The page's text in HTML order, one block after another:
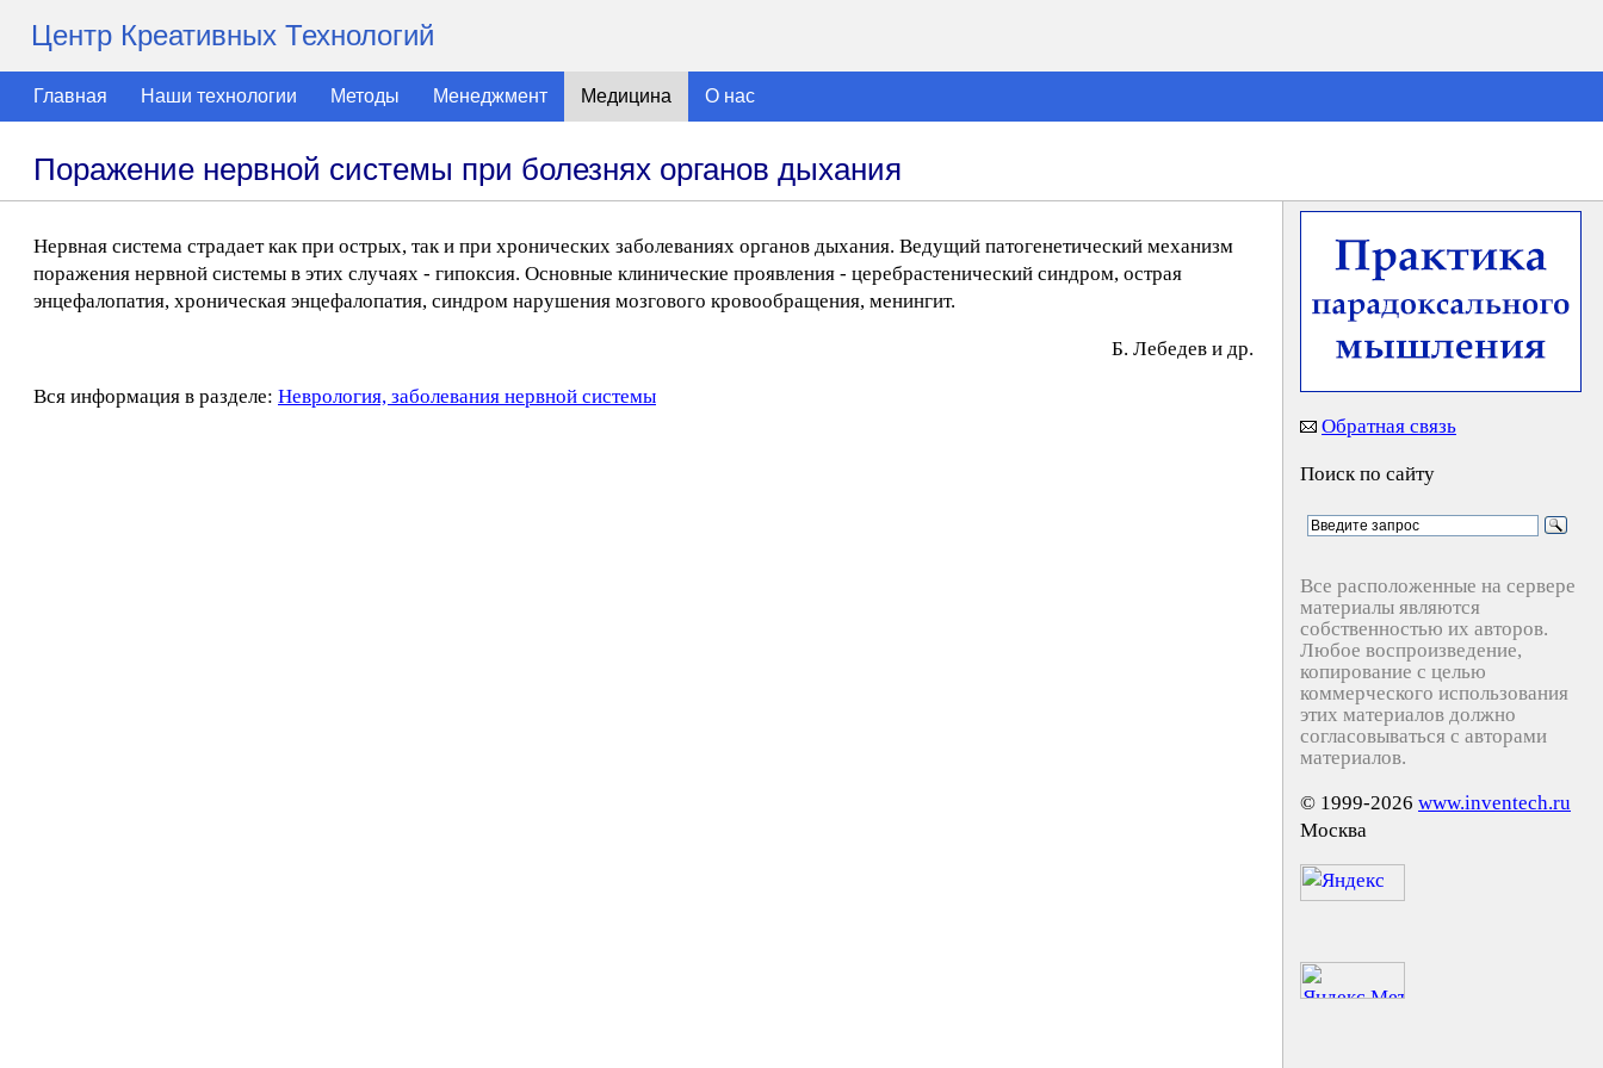
Центр Креативных Технологий
Главная Наши технологии Методы Менеджмент Медицина О нас
Поражение нервной системы при болезнях органов дыхания
Нервная система страдает как при острых, так и при хронических заболеваниях органов дыхания. Ведущий патогенетический механизм
поражения нервной системы в этих случаях - гипоксия. Основные клинические проявления - церебрастенический синдром, острая
энцефалопатия, хроническая энцефалопатия, синдром нарушения мозгового кровообращения, менингит.
Б. Лeбeдeв и др.
Вся информация в разделе: Неврология, заболевания нервной системы
Обратная связь
Поиск по сайту
Все расположенные на сервере
материалы являются
собственностью их авторов.
Любое воспроизведение,
копирование с целью
коммерческого использования
этих материалов должно
согласовываться с авторами
материалов.
© 1999-2026 www.inventech.ru
Москва